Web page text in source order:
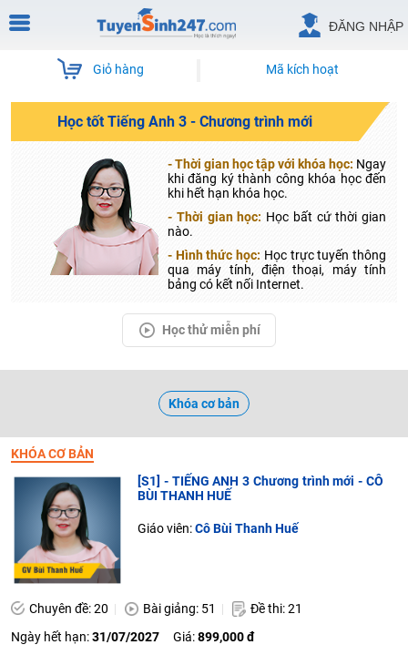
ĐĂNG NHẬP
Giỏ hàng Mã kích hoạt
Học tốt Tiếng Anh 3 - Chương trình mới
- Thời gian học tập với khóa học: Ngay
khi đăng ký thành công khóa học đến
khi hết hạn khóa học.
- Thời gian học: Học bất cứ thời gian
nào.
- Hình thức học: Học trực tuyến thông
qua máy tính, điện thoại, máy tính
bảng có kết nối Internet.
Học thử miễn phí
Khóa cơ bản
KHÓA CƠ BẢN
[S1] - TIẾNG ANH 3 Chương trình mới - CÔ
BÙI THANH HUẾ
Giáo viên:Cô Bùi Thanh Huế
Chuyên đề: 20 Bài giảng: 51
Đề thi: 21
Ngày hết hạn:31/07/2027 Giá:899,000 đ